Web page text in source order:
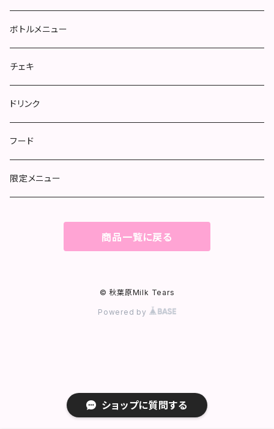
ショップに質問する
ボトルメニュー
チェキ
ドリンク
フード
限定メニュー
商品一覧に戻る
© 秋葉原Milk Tears
Powered by